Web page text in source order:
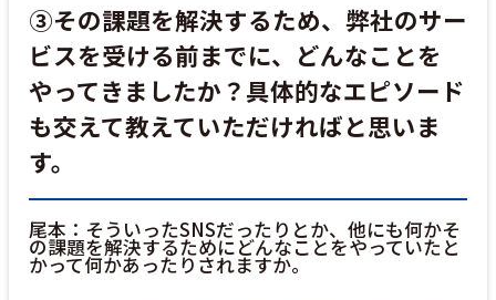
③その課題を解決するため、弊社のサー
ビスを受ける前までに、どんなことを
やってきましたか？具体的なエピソード
も交えて教えていただければと思いま
す。
尾本：そういったSNSだったりとか、他にも何かそ
の課題を解決するためにどんなことをやっていたと
かって何かあったりされますか。